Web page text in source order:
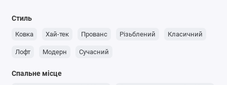
Стиль
Ковка Хай-тек Прованс Різьблений Класичний
Лофт Модерн Сучасний
Спальне місце